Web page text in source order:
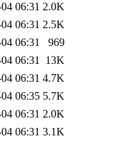
06:31 2.0K
06:31 2.5K
06:31
969
06:31 13K
06:31 4.7K
06:35 5.7K
06:31 2.0K
06:31 3.1K